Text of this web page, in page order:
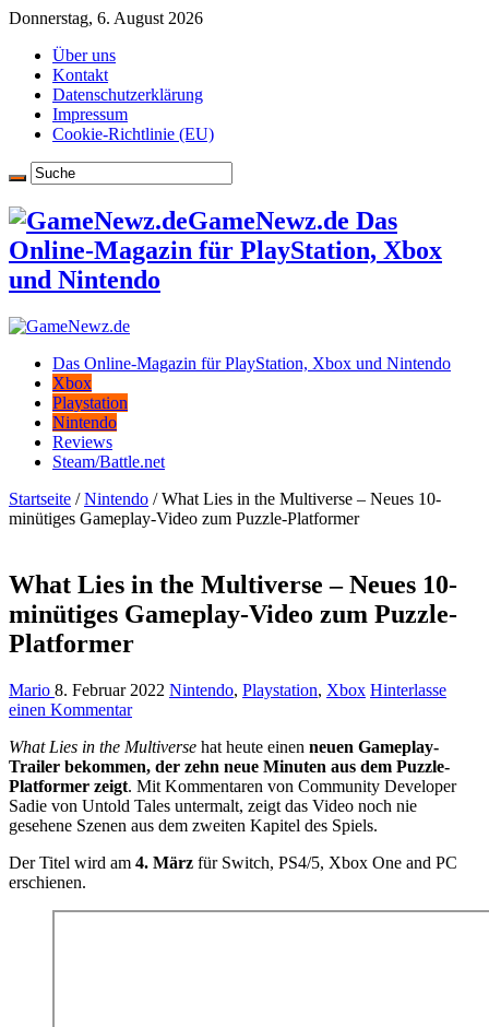
Donnerstag, 6. August 2026
Über uns
Kontakt
Datenschutzerklärung
Impressum
Cookie-Richtlinie (EU)
GameNewz.de Das
Online-Magazin für PlayStation, Xbox
und Nintendo
Das Online-Magazin für PlayStation, Xbox und Nintendo
Xbox
Playstation
Nintendo
Reviews
Steam/Battle.net
Startseite / Nintendo / What Lies in the Multiverse – Neues 10-
minütiges Gameplay-Video zum Puzzle-Platformer
What Lies in the Multiverse – Neues 10-
minütiges Gameplay-Video zum Puzzle-
Platformer
Mario 8. Februar 2022 Nintendo, Playstation, Xbox Hinterlasse
einen Kommentar
What Lies in the Multiverse hat heute einen neuen Gameplay-
Trailer bekommen, der zehn neue Minuten aus dem Puzzle-
Platformer zeigt. Mit Kommentaren von Community Developer
Sadie von Untold Tales untermalt, zeigt das Video noch nie
gesehene Szenen aus dem zweiten Kapitel des Spiels.
Der Titel wird am 4. März für Switch, PS4/5, Xbox One and PC
erschienen.